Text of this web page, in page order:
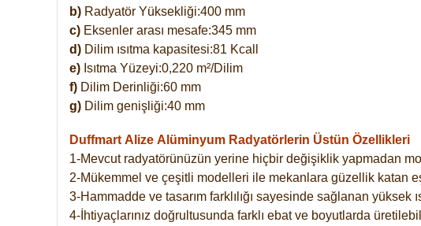
b) Radyatör Yüksekliği:400 mm
c) Eksenler arası mesafe:345 mm
d) Dilim ısıtma kapasitesi:81 Kcall
e) Isıtma Yüzeyi:0,220 m²/Dilim
f) Dilim Derinliği:60 mm
g) Dilim genişliği:40 mm
Duffmart Alize Alüminyum Radyatörlerin Üstün Özellikleri
1-Mevcut radyatörünüzün yerine hiçbir değişiklik yapmadan
2-Mükemmel ve çeşitli modelleri ile mekanlara güzellik katan
3-Hammadde ve tasarım farklılığı sayesinde sağlanan yüksek
4-İhtiyaçlarınız doğrultusunda farklı ebat ve boyutlarda